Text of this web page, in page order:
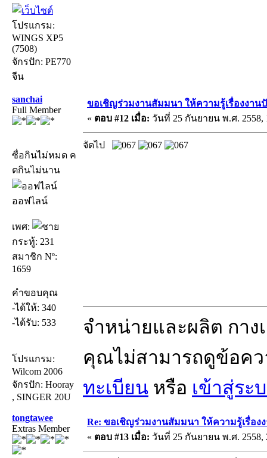
โปรแกรม:
WINGS XP5
(7508)
จักรปัก: PE770
จีน
sanchai
Full Member
ซื่อกินไม่หมด ค
ตกินไม่นาน
ออฟไลน์
เพศ:
กระทู้: 231
สมาชิก Nº:
1659
คำขอบคุณ
-ได้ให้: 340
-ได้รับ: 533
โปรแกรม:
Wilcom 2006
จักรปัก: Hooray
, SINGER 20U
ขอเชิญร่วมงานสัมมนา ให้ความรู้เรื่องงาน
« ตอบ #12 เมื่อ: วันที่ 25 กันยายน พ.ศ. 2558,
จัดไป
จำหน่ายและผลิต กาง
คุณไม่สามารถดูข้อค
ทะเบียน หรือ เข้าสู่ระ
tongtawee
Extras Member
Re: ขอเชิญร่วมงานสัมมนา ให้ความรู้เรื่อง
« ตอบ #13 เมื่อ: วันที่ 25 กันยายน พ.ศ. 2558,